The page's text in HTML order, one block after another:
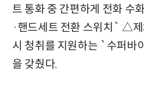
트 통화 중 간편하게 전화 수
·핸드세트 전환 스위치` △
시 청취를 지원하는 `수퍼바
을 갖췄다.